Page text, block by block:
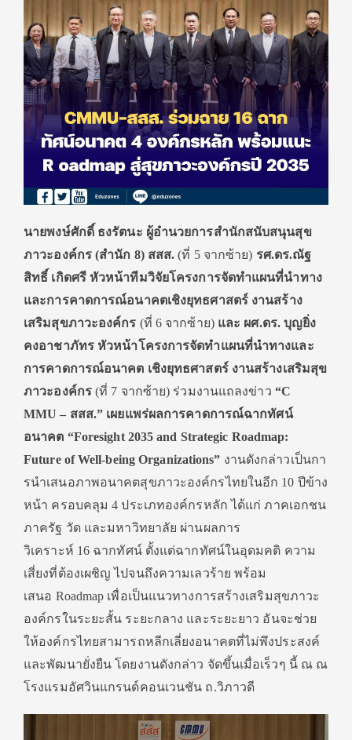
นายพงษ์ศักดิ์ ธงรัตนะ ผู้อำนวยการสำนักสนับสนุนสุข
ภาวะองค์กร (สำนัก 8) สสส. (ที่ 5 จากซ้าย) รศ.ดร.ณัฐ
สิทธิ์ เกิดศรี หัวหน้าทีมวิจัยโครงการจัดทำแผนที่นำทาง
และการคาดการณ์อนาคตเชิงยุทธศาสตร์ งานสร้าง
เสริมสุขภาวะองค์กร (ที่ 6 จากซ้าย) และ ผศ.ดร. บุญยิ่ง
คงอาชาภัทร หัวหน้าโครงการจัดทำแผนที่นำทางและ
การคาดการณ์อนาคต เชิงยุทธศาสตร์ งานสร้างเสริมสุข
ภาวะองค์กร (ที่ 7 จากซ้าย) ร่วมงานแถลงข่าว “C
MMU – สสส.” เผยแพร่ผลการคาดการณ์ฉากทัศน์
อนาคต “Foresight 2035 and Strategic Roadmap:
Future of Well-being Organizations” งานดังกล่าวเป็นกา
รนำเสนอภาพอนาคตสุขภาวะองค์กรไทยในอีก 10 ปีข้าง
หน้า ครอบคลุม4 ประเภทองค์กรหลัก ได้แก่ ภาคเอกชน
ภาครัฐ วัด และมหาวิทยาลัย ผ่านผลการ
วิเคราะห์ 16 ฉากทัศน์ ตั้งแต่ฉากทัศน์ในอุดมคติ ความ
เสี่ยงที่ต้องเผชิญ ไปจนถึงความเลวร้าย พร้อม
เสนอ Roadmap เพื่อเป็นแนวทางการสร้างเสริมสุขภาวะ
องค์กรในระยะสั้น ระยะกลาง และระยะยาว อันจะช่วย
ให้องค์กรไทยสามารถหลีกเลี่ยงอนาคตที่ไม่พึงประสงค์
และพัฒนายั่งยืน โดยงานดังกล่าว จัดขึ้นเมื่อเร็วๆ นี้ ณ ณ
โรงแรมอัศวินแกรนด์คอนเวนชัน ถ.วิภาวดี